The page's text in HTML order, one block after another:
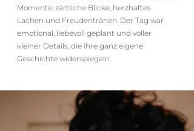
Momente: zärtliche Blicke, herzhaftes
Lachen und Freudentränen. Der Tag war
emotional, liebevoll geplant und voller
kleiner Details, die ihre ganz eigene
Geschichte widerspiegeln.